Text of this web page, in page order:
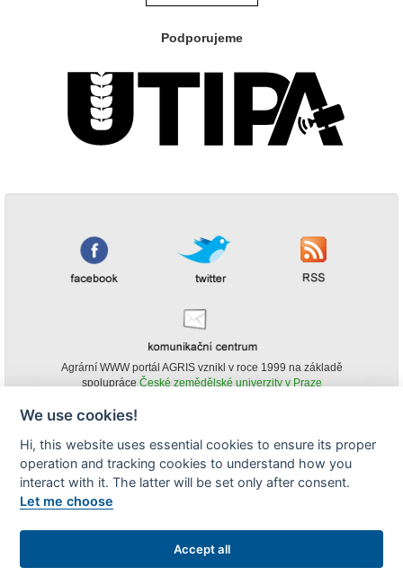
Podporujeme
Agrární WWW portál AGRIS vznikl v roce 1999 na základě
spolupráce České zemědělské univerzity v Praze
obsahu agrárního WWW portálu AGRIS je možné
(pokud není uvedeno jinak) pouze za podmínky uvedení zdroje v podobě
www.agris.cz a data publikace v AGRISu.
We use cookies!
Hi, this website uses essential cookies to ensure its proper
operation and tracking cookies to understand how you
interact with it. The latter will be set only after consent.
Let me choose
Accept all